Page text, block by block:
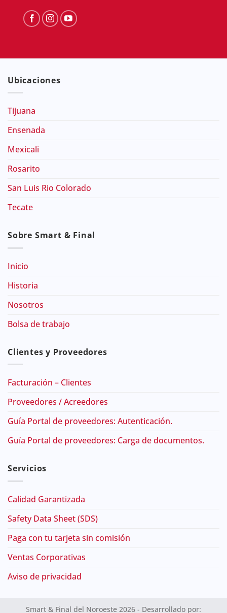
Ubicaciones
Tijuana
Ensenada
Mexicali
Rosarito
San Luis Rio Colorado
Tecate
Sobre Smart & Final
Inicio
Historia
Nosotros
Bolsa de trabajo
Clientes y Proveedores
Facturación – Clientes
Proveedores / Acreedores
Guía Portal de proveedores: Autenticación.
Guía Portal de proveedores: Carga de documentos.
Servicios
Calidad Garantizada
Safety Data Sheet (SDS)
Paga con tu tarjeta sin comisión
Ventas Corporativas
Aviso de privacidad
Smart & Final del Noroeste 2026 - Desarrollado por: